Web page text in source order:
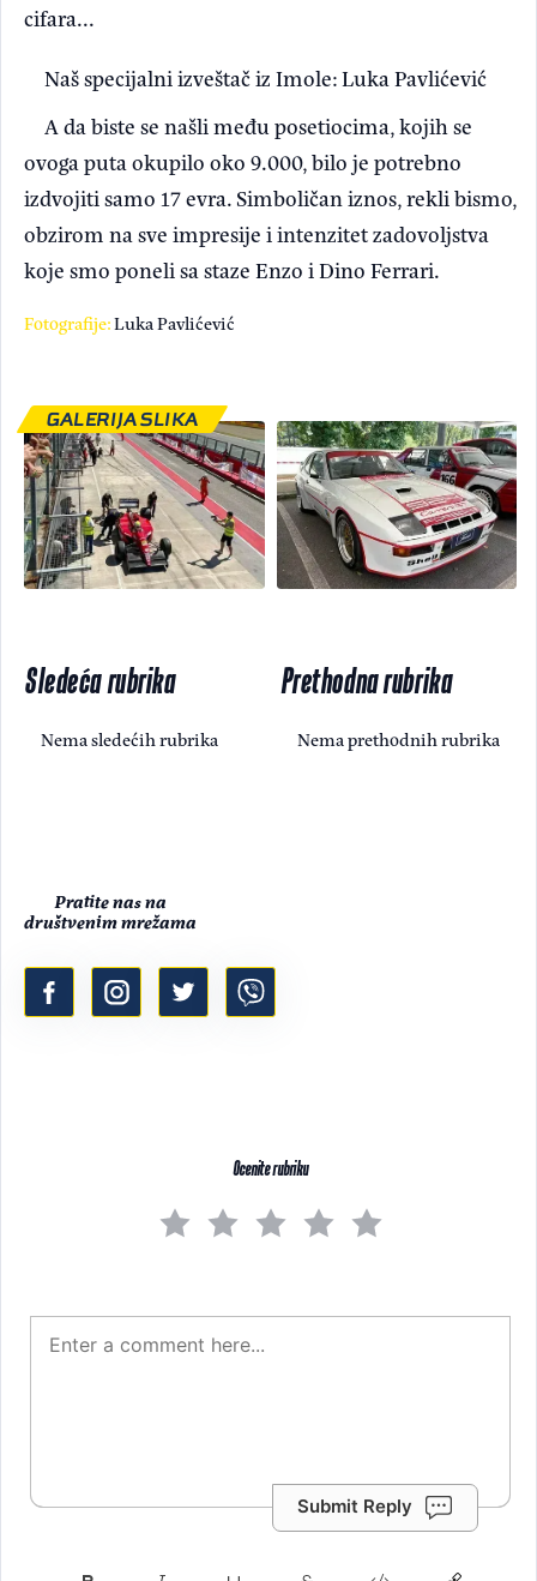
cifara...
Naš specijalni izveštač iz Imole: Luka Pavlićević
A da biste se našli među posetiocima, kojih se
ovoga puta okupilo oko 9.000, bilo je potrebno
izdvojiti samo 17 evra. Simboličan iznos, rekli bismo,
obzirom na sve impresije i intenzitet zadovoljstva
koje smo poneli sa staze Enzo i Dino Ferrari.
Fotografije:Luka Pavlićević
GALERIJA SLIKA
Sledeća rubrika
Nema sledećih rubrika
Prethodna rubrika
Nema prethodnih rubrika
Pratite nas na
društvenim mrežama
Ocenite rubriku
Submit Reply